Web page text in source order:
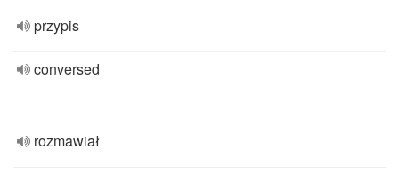
przypis
conversed
rozmawiał